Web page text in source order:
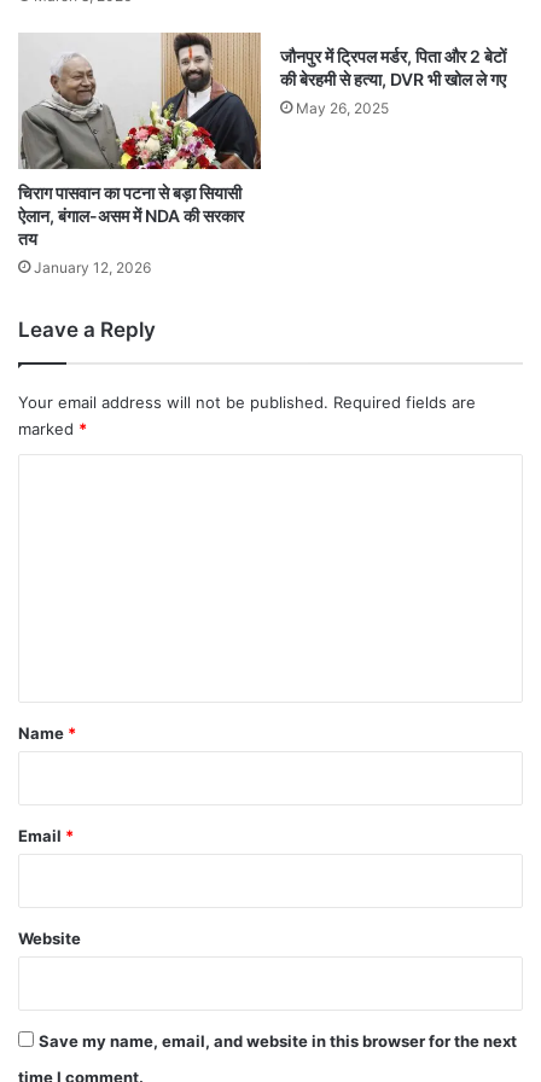
चिराग पासवान का पटना से बड़ा सियासी
ऐलान, बंगाल-असम में NDA की सरकार
तय
January 12, 2026
जौनपुर में ट्रिपल मर्डर, पिता और 2 बेटों
की बेरहमी से हत्या, DVR भी खोल ले गए
May 26, 2025
Leave a Reply
Your email address will not be published. Required fields are
marked *
*
Name *
Email *
Website
Save my name, email, and website in this browser for the next
time I comment.